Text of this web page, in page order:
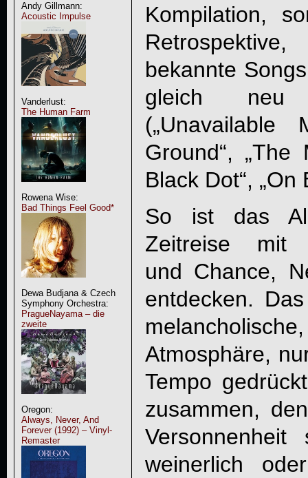
Andy Gillmann:
Acoustic Impulse
Vanderlust:
The Human Farm
Rowena Wise:
Bad Things Feel Good*
Dewa Budjana & Czech
Symphony Orchestra:
PragueNayama – die
zweite
Oregon:
Always, Never, And
Forever (1992) – Vinyl-
Remaster
Kompilation,
bekannte
gleich neu
(„Unavailable
Ground“, „The
Black Dot“, „On
So ist das
Zeitreise mit
und Chance,
entdecken.
Atmosphäre,
Tempo
zusammen,
weinerlich